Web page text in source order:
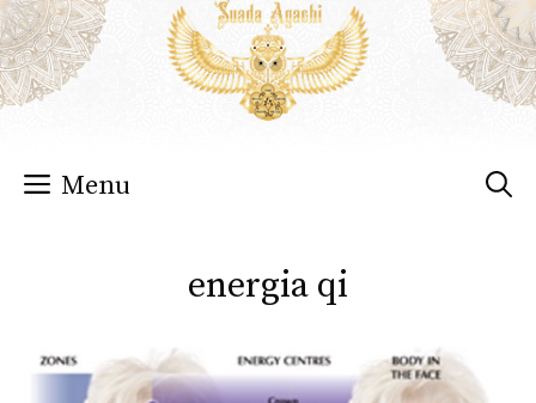
Sari
la
conținut
Menu
energia qi